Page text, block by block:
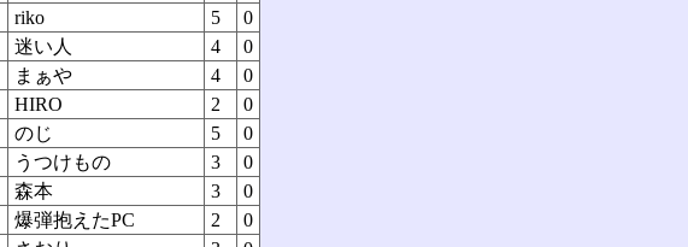
riko 5
0
迷い人 4
0
まぁや 4
0
HIRO 2
0
のじ 5
0
うつけもの 3
0
森本 3
0
爆弾抱えたPC 2
0